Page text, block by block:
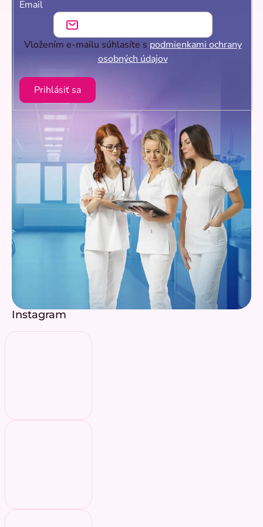
Email
Vložením e-mailu súhlasíte s podmienkami ochrany
osobných údajov
Prihlásiť sa
Instagram